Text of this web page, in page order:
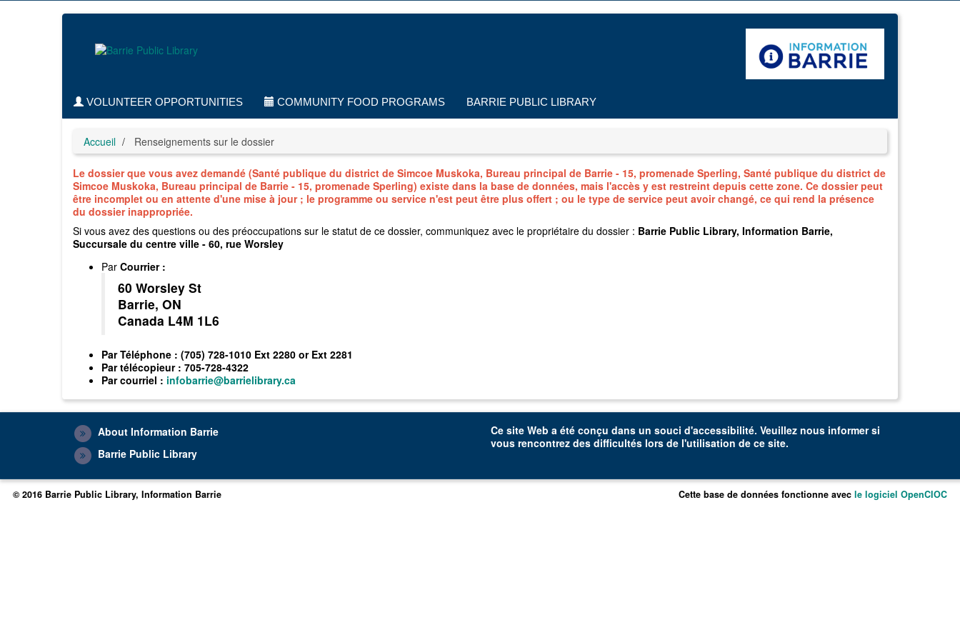
VOLUNTEER OPPORTUNITIES COMMUNITY FOOD PROGRAMS BARRIE PUBLIC LIBRARY
Accueil Renseignements sur le dossier
Le dossier que vous avez demandé (Santé publique du district de Simcoe Muskoka, Bureau principal de Barrie - 15, promenade Sperling, Santé publique du district de
Simcoe Muskoka, Bureau principal de Barrie - 15, promenade Sperling) existe dans la base de données, mais l'accès y est restreint depuis cette zone. Ce dossier peut
être incomplet ou en attente d'une mise à jour ; le programme ou service n'est peut être plus offert ; ou le type de service peut avoir changé, ce qui rend la présence
du dossier inappropriée.
Si vous avez des questions ou des préoccupations sur le statut de ce dossier, communiquez avec le propriétaire du dossier : Barrie Public Library, Information Barrie,
Succursale du centre ville - 60, rue Worsley
Par Courrier:
60 Worsley St
Barrie, ON
Canada L4M 1L6
ParTéléphone : (705) 728-1010 Ext 2280 or Ext 2281
Partélécopieur: 705-728-4322
Parcourriel : infobarrie@barrielibrary.ca
About Information Barrie
Barrie Public Library
Ce site Web a été conçu dans un souci d'accessibilité. Veuillez nous informersi
vous rencontrez des difficultés lors de l'utilisation de ce site.
© 2016 Barrie Public Library, Information Barrie Cette base de données fonctionne avec le logiciel OpenCIOC